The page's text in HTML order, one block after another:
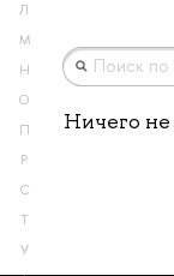
Л
М
Н
О
П
Р
С
Т
У
Ничего